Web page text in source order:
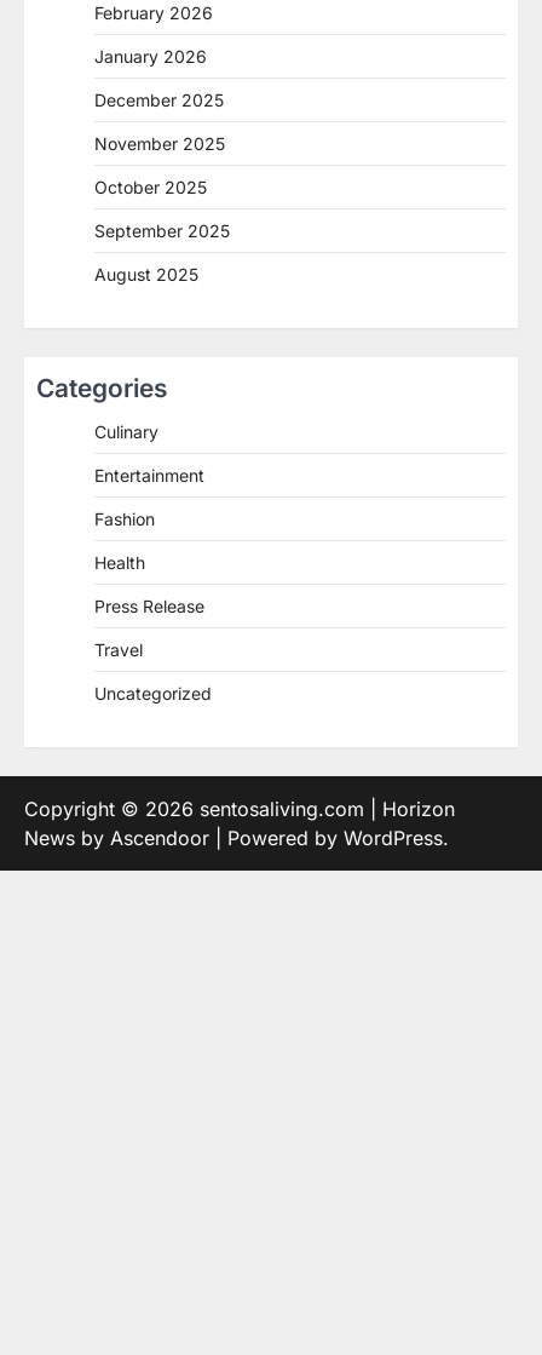
February 2026
January 2026
December 2025
November 2025
October 2025
September 2025
August 2025
Categories
Culinary
Entertainment
Fashion
Health
Press Release
Travel
Uncategorized
Copyright © 2026 sentosaliving.com | Horizon
News by Ascendoor | Powered by WordPress.